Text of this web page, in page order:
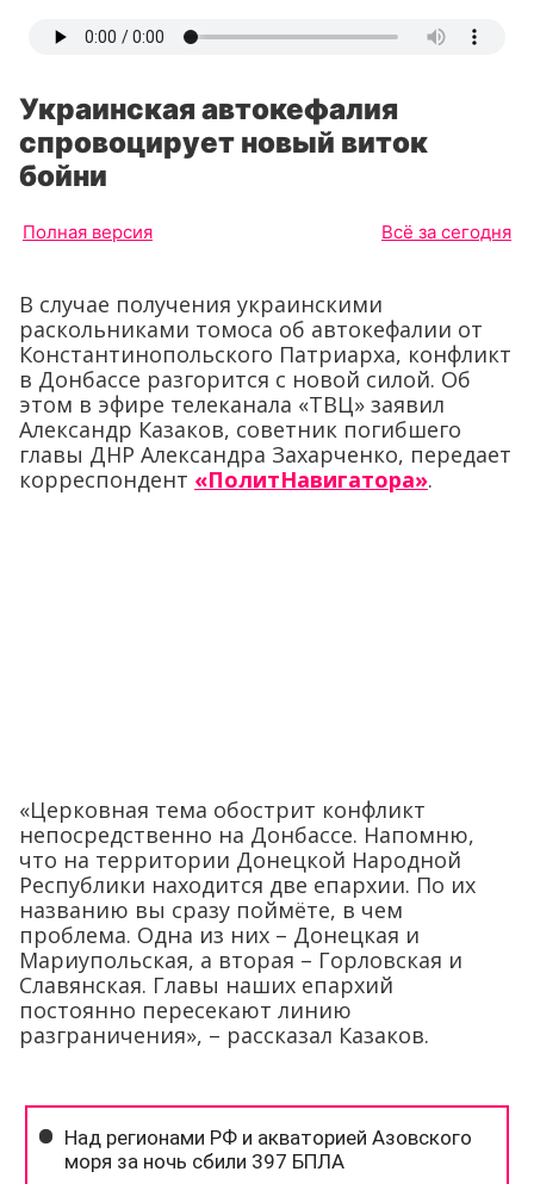
Украинская автокефалия
спровоцирует новый виток
бойни
Полная версия Всё за сегодня
В случае получения украинскими
раскольниками томоса об автокефалии от
Константинопольского Патриарха, конфликт
в Донбассе разгорится с новой силой. Об
этом в эфире телеканала «ТВЦ» заявил
Александр Казаков, советник погибшего
главы ДНР Александра Захарченко, передает
корреспондент «ПолитНавигатора».
«Церковная тема обострит конфликт
непосредственно на Донбассе. Напомню,
что на территории Донецкой Народной
Республики находится две епархии. По их
названию вы сразу поймёте, в чем
проблема. Одна из них – Донецкая и
Мариупольская, а вторая – Горловская и
Славянская. Главы наших епархий
постоянно пересекают линию
разграничения», – рассказал Казаков.